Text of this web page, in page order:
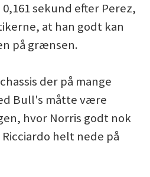
sekund efter Perez,
at han godt kan
på grænsen.
der på mange
Bull's måtte være
hvor Norris godt nok
helt nede på